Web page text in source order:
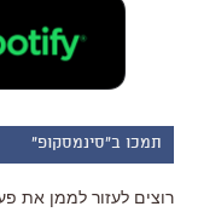
תמכו ב"סינמסקופ"
רוצים לעזור לממן את